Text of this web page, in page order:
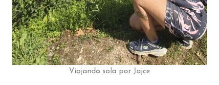
Viajando sola por Jajce